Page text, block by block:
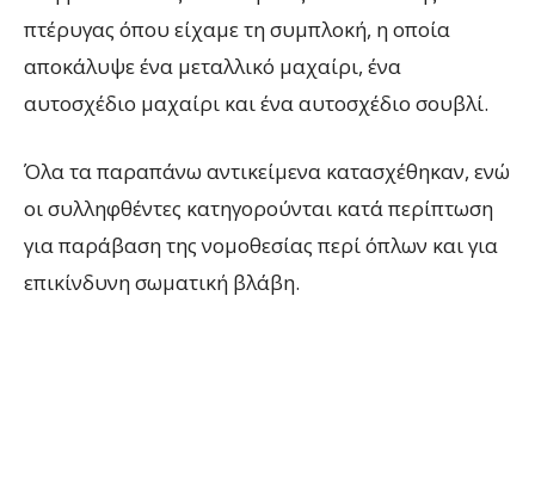
πτέρυγας όπου είχαμε τη συμπλοκή, η οποία
αποκάλυψε ένα μεταλλικό μαχαίρι, ένα
αυτοσχέδιο μαχαίρι και ένα αυτοσχέδιο σουβλί.
Όλα τα παραπάνω αντικείμενα κατασχέθηκαν, ενώ
οι συλληφθέντες κατηγορούνται κατά περίπτωση
για παράβαση της νομοθεσίας περί όπλων και για
επικίνδυνη σωματική βλάβη.